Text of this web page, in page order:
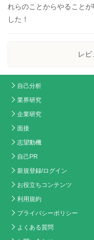
れらのことからやること
した！
レ
自己分析
業界研究
企業研究
面接
志望動機
自己PR
新規登録/ログイン
お役立ちコンテンツ
利用規約
プライバシーポリシー
よくある質問